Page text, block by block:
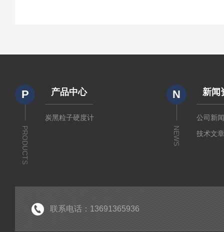
P
PRODUCTS
产品中心
炭黑粒子硬度计
N
NEWS
新闻
公司新
技术文
联系电话：13691365936